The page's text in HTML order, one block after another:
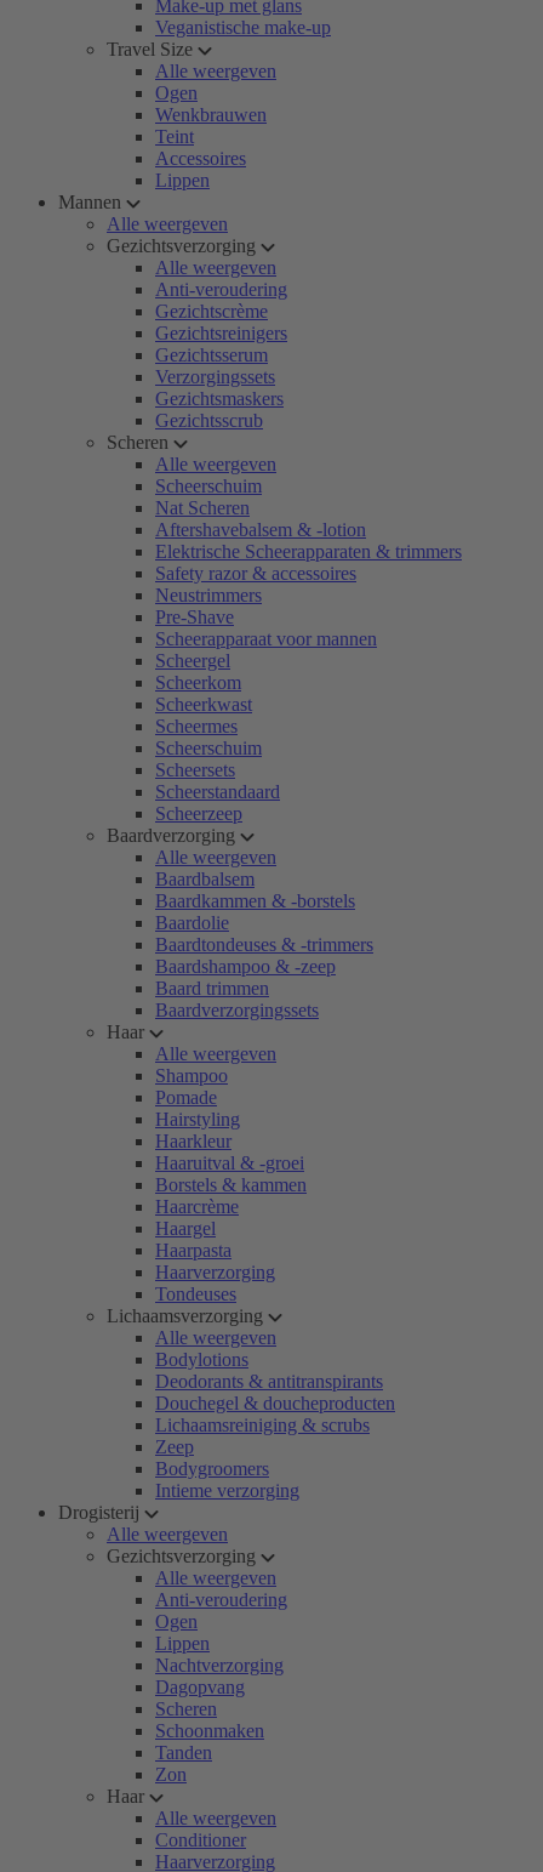
Make-up met glans
Veganistische make-up
Travel Size
Alle weergeven
Ogen
Wenkbrauwen
Teint
Accessoires
Lippen
Mannen
Alle weergeven
Gezichtsverzorging
Alle weergeven
Anti-veroudering
Gezichtscrème
Gezichtsreinigers
Gezichtsserum
Verzorgingssets
Gezichtsmaskers
Gezichtsscrub
Scheren
Alle weergeven
Scheerschuim
Nat Scheren
Aftershavebalsem & -lotion
Elektrische Scheerapparaten & trimmers
Safety razor & accessoires
Neustrimmers
Pre-Shave
Scheerapparaat voor mannen
Scheergel
Scheerkom
Scheerkwast
Scheermes
Scheerschuim
Scheersets
Scheerstandaard
Scheerzeep
Baardverzorging
Alle weergeven
Baardbalsem
Baardkammen & -borstels
Baardolie
Baardtondeuses & -trimmers
Baardshampoo & -zeep
Baard trimmen
Baardverzorgingssets
Haar
Alle weergeven
Shampoo
Pomade
Hairstyling
Haarkleur
Haaruitval & -groei
Borstels & kammen
Haarcrème
Haargel
Haarpasta
Haarverzorging
Tondeuses
Lichaamsverzorging
Alle weergeven
Bodylotions
Deodorants & antitranspirants
Douchegel & doucheproducten
Lichaamsreiniging & scrubs
Zeep
Bodygroomers
Intieme verzorging
Drogisterij
Alle weergeven
Gezichtsverzorging
Alle weergeven
Anti-veroudering
Ogen
Lippen
Nachtverzorging
Dagopvang
Scheren
Schoonmaken
Tanden
Zon
Haar
Alle weergeven
Conditioner
Haarverzorging